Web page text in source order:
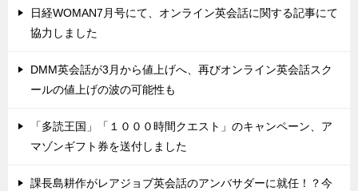
日経WOMAN7月号にて、オンライン英会話に関する記事にて
協力しました
DMM英会話が3月から値上げへ、再びオンライン英会話スク
ールの値上げの波の可能性も
「多読王国」「１０００時間クエスト」のキャンペーン、ア
マゾンギフト券を送付しました
課長島耕作がレアジョブ英会話のアンバサダーに就任！？今